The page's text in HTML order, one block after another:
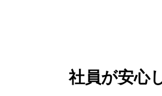
社員が安心